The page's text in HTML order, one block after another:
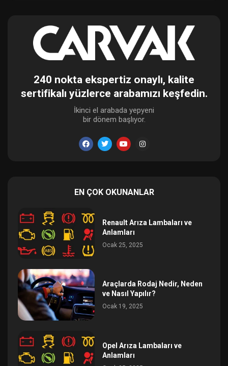
240 nokta ekspertiz onaylı, kalite
sertifikalı yüzlerce arabamızı keşfedin.
İkinci el arabada yepyeni
bir dönem başlıyor.
EN ÇOK OKUNANLAR
Renault Arıza Lambaları ve
Anlamları
Ocak 25, 2025
Araçlarda Rodaj Nedir, Neden
ve Nasıl Yapılır?
Ocak 19, 2025
Opel Arıza Lambaları ve
Anlamları